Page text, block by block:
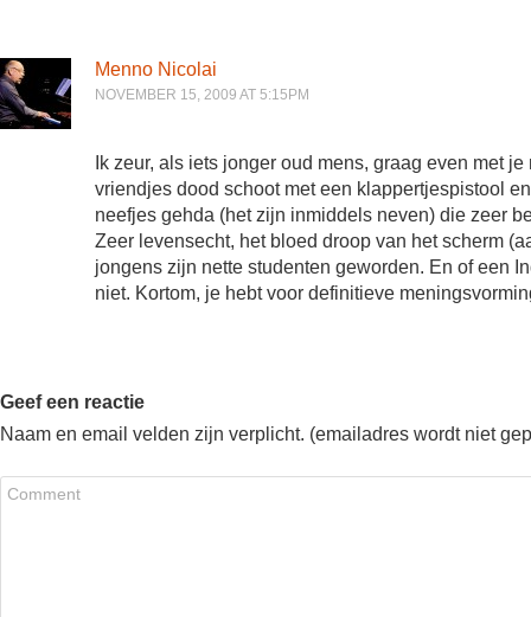
Menno Nicolai
NOVEMBER 15, 2009 AT 5:15PM
Ik zeur, als iets jonger oud mens, graag even met
vriendjes dood schoot met een klappertjespistool
neefjes gehda (het zijn inmiddels neven) die zeer
Zeer levensecht, het bloed droop van het scherm
jongens zijn nette studenten geworden. En of een
niet. Kortom, je hebt voor definitieve
Geef een reactie
Naam en email velden zijn verplicht. (emailadres wordt niet